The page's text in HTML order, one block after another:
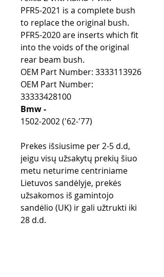
PFR5-2021 is a complete bush
to replace the original bush.
PFR5-2020 are inserts which fit
into the voids of the original
rear beam bush.
OEM Part Number: 3333113926
OEM Part Number:
33333428100
Bmw -
1502-2002 ('62-'77)
Prekes išsiusime per 2-5 d.d,
jeigu visų užsakytų prekių šiuo
metu neturime centriniame
Lietuvos sandėlyje, prekės
užsakomos iš gamintojo
sandėlio (UK) ir gali užtrukti iki
28 d.d.